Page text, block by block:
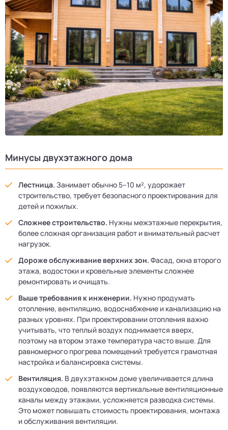
Минусы двухэтажного дома
Лестница. Занимает обычно 5–10 м², удорожает
строительство, требует безопасного проектирования для
детей и пожилых.
Сложнее строительство. Нужны межэтажные перекрытия,
более сложная организация работ и внимательный расчет
нагрузок.
Дороже обслуживание верхних зон. Фасад, окна второго
этажа, водостоки и кровельные элементы сложнее
ремонтировать и очищать.
Выше требования к инженерии. Нужно продумать
отопление, вентиляцию, водоснабжение и канализацию на
разных уровнях. При проектировании отопления важно
учитывать, что теплый воздух поднимается вверх,
поэтому на втором этаже температура часто выше. Для
равномерного прогрева помещений требуется грамотная
настройка и балансировка системы.
Вентиляция. В двухэтажном доме увеличивается длина
воздуховодов, появляются вертикальные вентиляционные
каналы между этажами, усложняется разводка системы.
Это может повышать стоимость проектирования, монтажа
и обслуживания вентиляции.